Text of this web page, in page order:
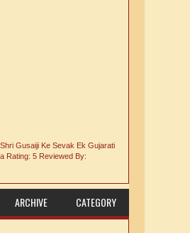
Shri Gusaiji Ke Sevak Ek Gujarati
Rating: 5 Reviewed By:
ARCHIVE CATEGORY